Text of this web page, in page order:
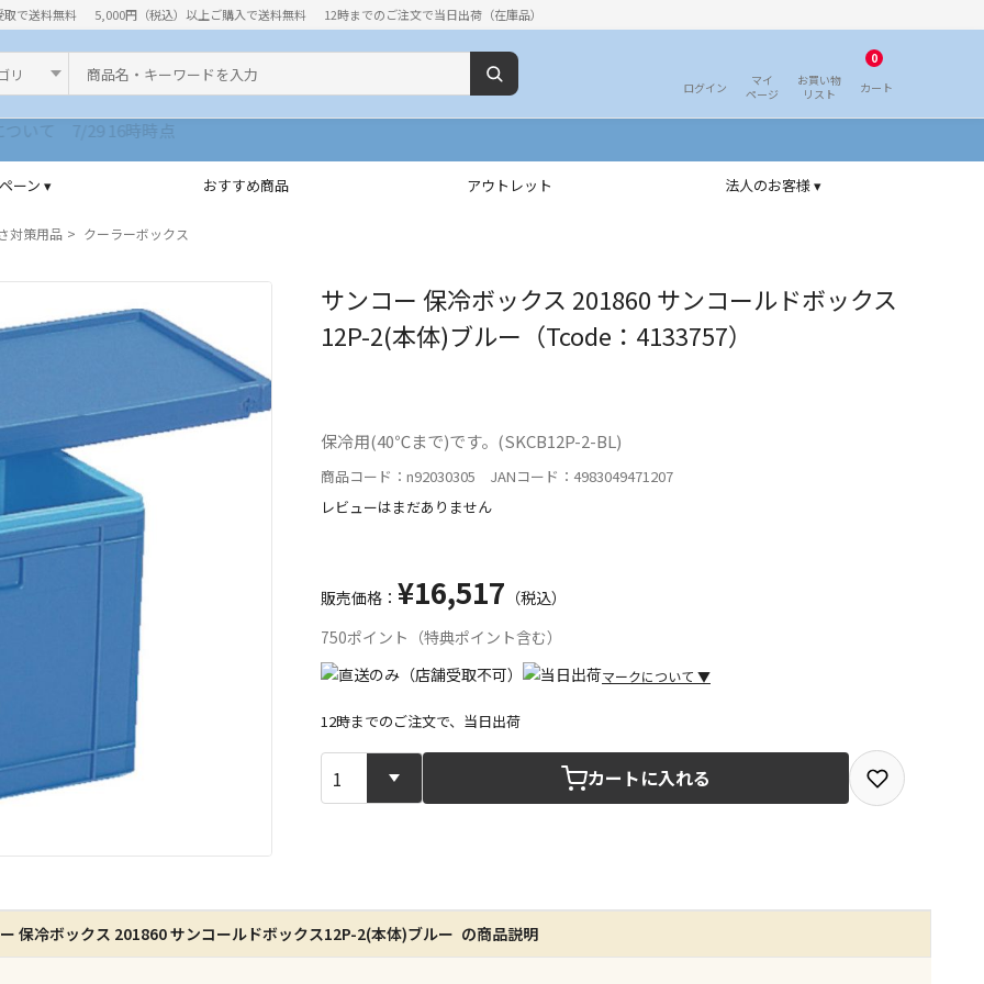
取で送料無料 5,000円（税込）以上ご購入で送料無料 12時までのご注文で当日出荷（在庫品）
ログイン
マイ
ページ
お買い物
リスト
0
カート
ーン ▾ おすすめ商品 アウトレット 法人のお客様 ▾
対策用品 クーラーボックス
サンコー 保冷ボックス 201860 サンコールドボックス
12P-2(本体)ブルー（Tcode：4133757）
保冷用(40℃まで)です。(SKCB12P-2-BL)
商品コード：n92030305 JANコード：4983049471207
レビューはまだありません
販売価格： ¥16,517 （税込）
750ポイント（特典ポイント含む）
マークについて ▼
宅配や店舗受取を選択できる商品です
特定の店舗のみで受取ができる商品です（宅配便でのお届けができませ
ん）
12時までのご注文で、当日出荷
カートに入れる
保冷ボックス 201860 サンコールドボックス12P-2(本体)ブルー の商品説明